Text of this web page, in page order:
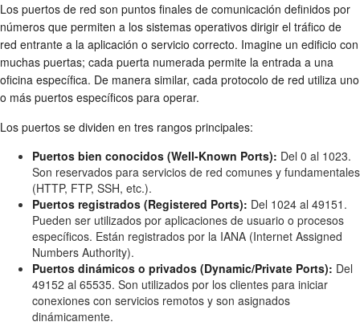
Los puertos de red son puntos finales de comunicación definidos por
números que permiten a los sistemas operativos dirigir el tráfico de
red entrante a la aplicación o servicio correcto. Imagine un edificio con
muchas puertas; cada puerta numerada permite la entrada a una
oficina específica. De manera similar, cada protocolo de red utiliza uno
o más puertos específicos para operar.
Los puertos se dividen en tres rangos principales:
Puertos bien conocidos (Well-Known Ports): Del 0 al 1023.
Son reservados para servicios de red comunes y fundamentales
(HTTP, FTP, SSH, etc.).
Puertos registrados (Registered Ports): Del 1024 al 49151.
Pueden ser utilizados por aplicaciones de usuario o procesos
específicos. Están registrados por la IANA (Internet Assigned
Numbers Authority).
Puertos dinámicos o privados (Dynamic/Private Ports): Del
49152 al 65535. Son utilizados por los clientes para iniciar
conexiones con servicios remotos y son asignados
dinámicamente.